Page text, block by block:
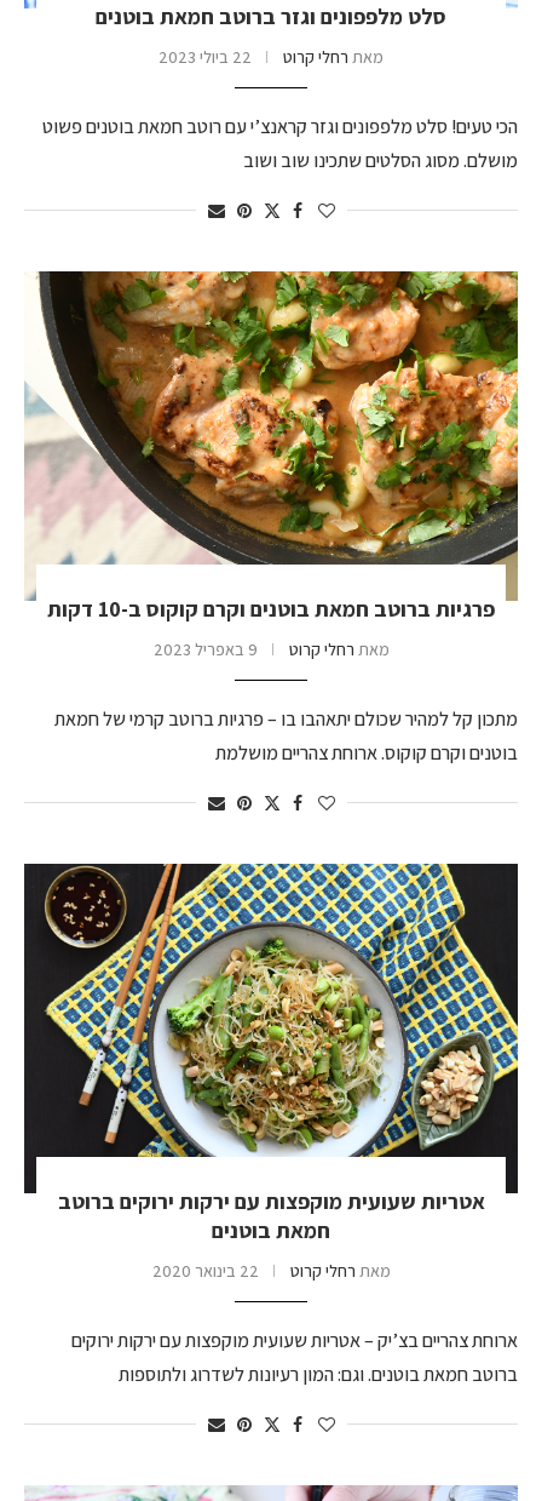
סלט מלפפונים וגזר ברוטב חמאת בוטנים
מאת רחלי קרוט 22 ביולי 2023
הכי טעים! סלט מלפפונים וגזר קראנצ’י עם רוטב חמאת בוטנים פשוט
מושלם. מסוג הסלטים שתכינו שוב ושוב
פרגיות ברוטב חמאת בוטנים וקרם קוקוס ב-10 דקות
מאת רחלי קרוט 9 באפריל 2023
מתכון קל למהיר שכולם יתאהבו בו – פרגיות ברוטב קרמי של חמאת
בוטנים וקרם קוקוס. ארוחת צהריים מושלמת
אטריות שעועית מוקפצות עם ירקות ירוקים ברוטב
חמאת בוטנים
מאת רחלי קרוט 22 בינואר 2020
ארוחת צהריים בצ’יק – אטריות שעועית מוקפצות עם ירקות ירוקים
ברוטב חמאת בוטנים. וגם: המון רעיונות לשדרוג ולתוספות